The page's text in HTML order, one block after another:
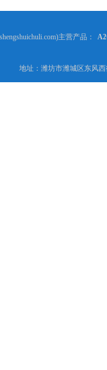
主营产品：
地址：潍坊市潍城区东风